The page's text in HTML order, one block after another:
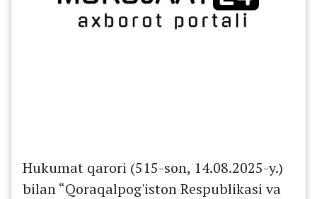
Hukumat qarori (515-son, 14.08.2025-y.)
bilan “Qoraqalpog'iston Respublikasi va